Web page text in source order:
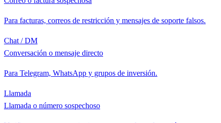
Para facturas, correos de restricción y mensajes de soporte falsos.
Chat / DM
Conversación o mensaje directo
Para Telegram, WhatsApp y grupos de inversión.
Llamada
Llamada o número sospechoso